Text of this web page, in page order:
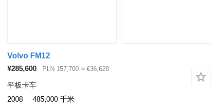
Volvo FM12
¥285,600
PLN 157,700 ≈ €36,620
平板卡车
2008
485,000 千米